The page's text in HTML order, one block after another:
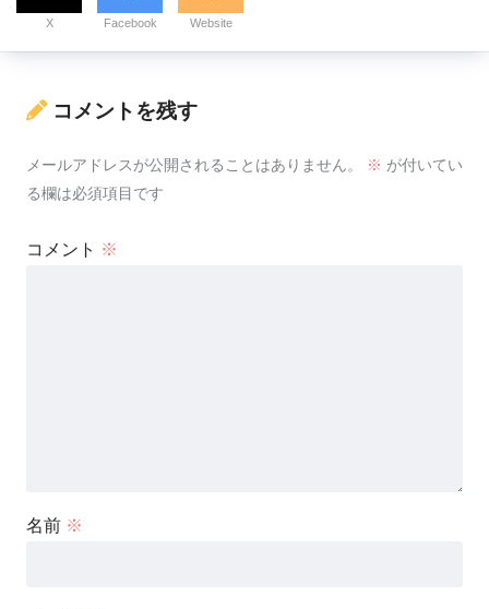
X Facebook Website
コメントを残す
メールアドレスが公開されることはありません。 ※ が付いてい
る欄は必須項目です
コメント ※
名前 ※